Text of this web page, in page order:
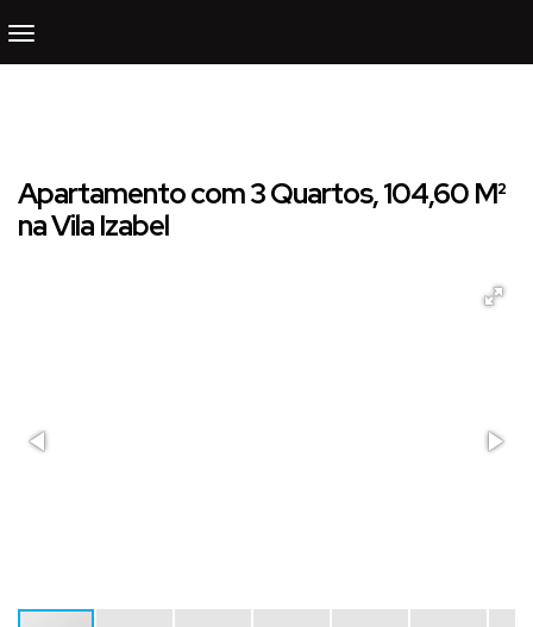
Apartamento com 3 Quartos, 104,60 M²
na Vila Izabel